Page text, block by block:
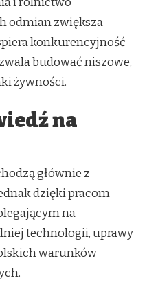
odmian zwiększa
konkurencyjność
budować niszowe,
żywności.
na
głównie z
dzięki pracom
na
technologii, uprawy
warunków